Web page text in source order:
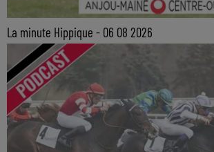
La minute Hippique - 06 08 2026